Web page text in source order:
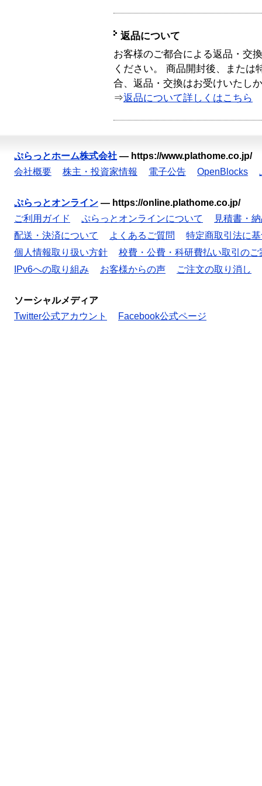
返品について
お客様のご都合による返品・交
ください。 商品開封後、または
合、返品・交換はお受けいたし
⇒返品について詳しくはこちら
ぷらっとホーム株式会社 — https://www.plathome.co.jp/
会社概要
株主・投資家情報 電子公告 OpenBlocks
ぷらっとオンライン — https://online.plathome.co.jp/
ご利用ガイド
ぷらっとオンラインについて
見積書・
配送・決済について
よくあるご質問
特定商取引法に
個人情報取り扱い方針
校費・公費・科研費払い取引のご
IPv6への取り組み
お客様からの声 ご注文の取り消し
ソーシャルメディア
Twitter公式アカウント
Facebook公式ページ